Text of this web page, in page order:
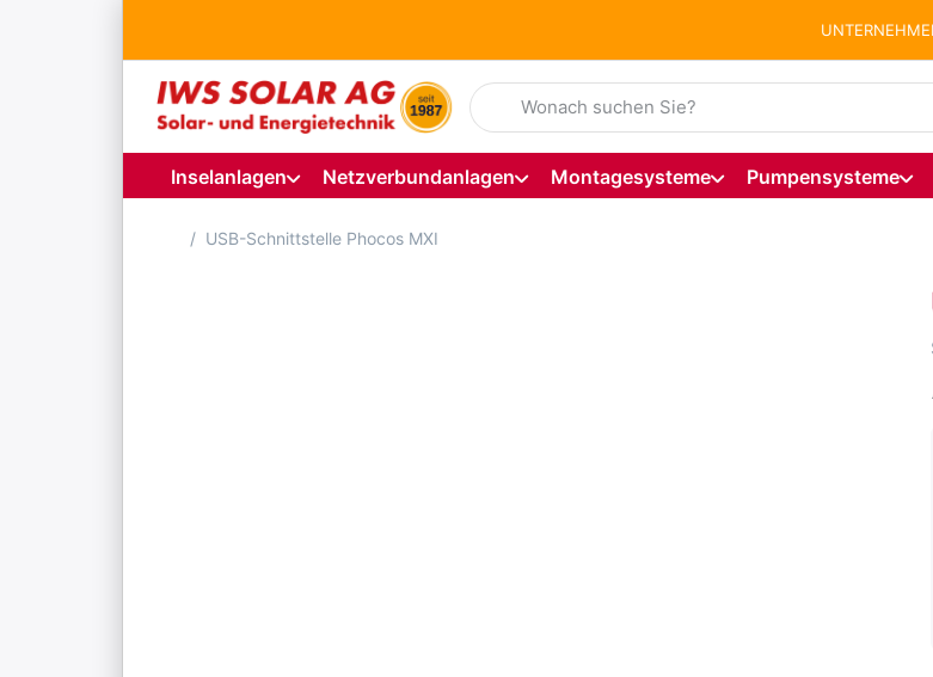
Geben Sie einen Suchbegriff ein. Während Sie
Inselanlagen Netzverbundanlagen Montagesysteme Pumpensysteme
Startseite
USB-Schnittstelle Phocos MXI